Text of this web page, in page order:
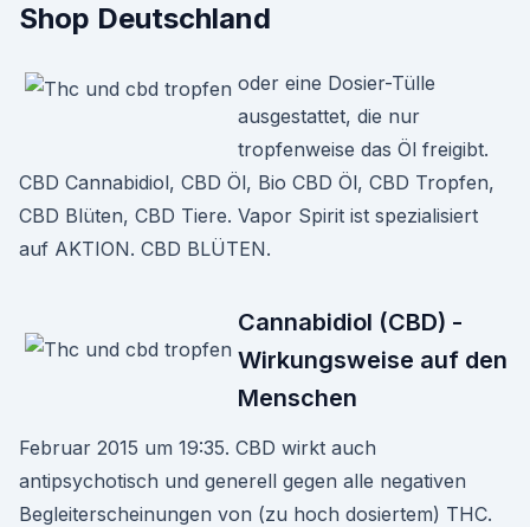
Shop Deutschland
oder eine Dosier-Tülle
ausgestattet, die nur
tropfenweise das Öl freigibt.
CBD Cannabidiol, CBD Öl, Bio CBD Öl, CBD Tropfen,
CBD Blüten, CBD Tiere. Vapor Spirit ist spezialisiert
auf AKTION. CBD BLÜTEN.
Cannabidiol (CBD) -
Wirkungsweise auf den
Menschen
Februar 2015 um 19:35. CBD wirkt auch
antipsychotisch und generell gegen alle negativen
Begleiterscheinungen von (zu hoch dosiertem) THC.